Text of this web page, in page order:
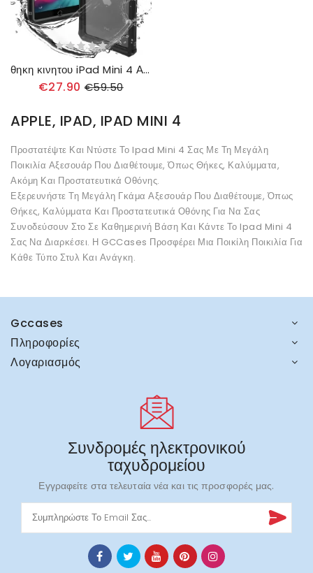
θηκη κινητου iPad Mini 4 Αδιάβροχο Με Στήριγμα Και Κορδόνι
€27.90 €59.50
APPLE, IPAD, IPAD MINI 4
Προστατέψτε Και Ντύστε Το Ipad Mini 4 Σας Με Τη Μεγάλη
Ποικιλία Αξεσουάρ Που Διαθέτουμε, Όπως Θήκες, Καλύμματα,
Ακόμη Και Προστατευτικά Οθόνης.
Εξερευνήστε Τη Μεγάλη Γκάμα Αξεσουάρ Που Διαθέτουμε, Όπως
Θήκες, Καλύμματα Και Προστατευτικά Οθόνης Για Να Σας
Συνοδεύσουν Στο Σε Καθημερινή Βάση Και Κάντε Το Ipad Mini 4
Σας Να Διαρκέσει. Η GCCases Προσφέρει Μια Ποικίλη Ποικιλία Για
Κάθε Τύπο Στυλ Και Ανάγκη.
Gccases
Πληροφορίες
Λογαριασμός
Συνδρομές ηλεκτρονικού
ταχυδρομείου
Εγγραφείτε στα τελευταία νέα και τις προσφορές μας.